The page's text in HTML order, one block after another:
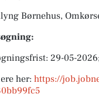
Børnehus,
29-05-
her: https://